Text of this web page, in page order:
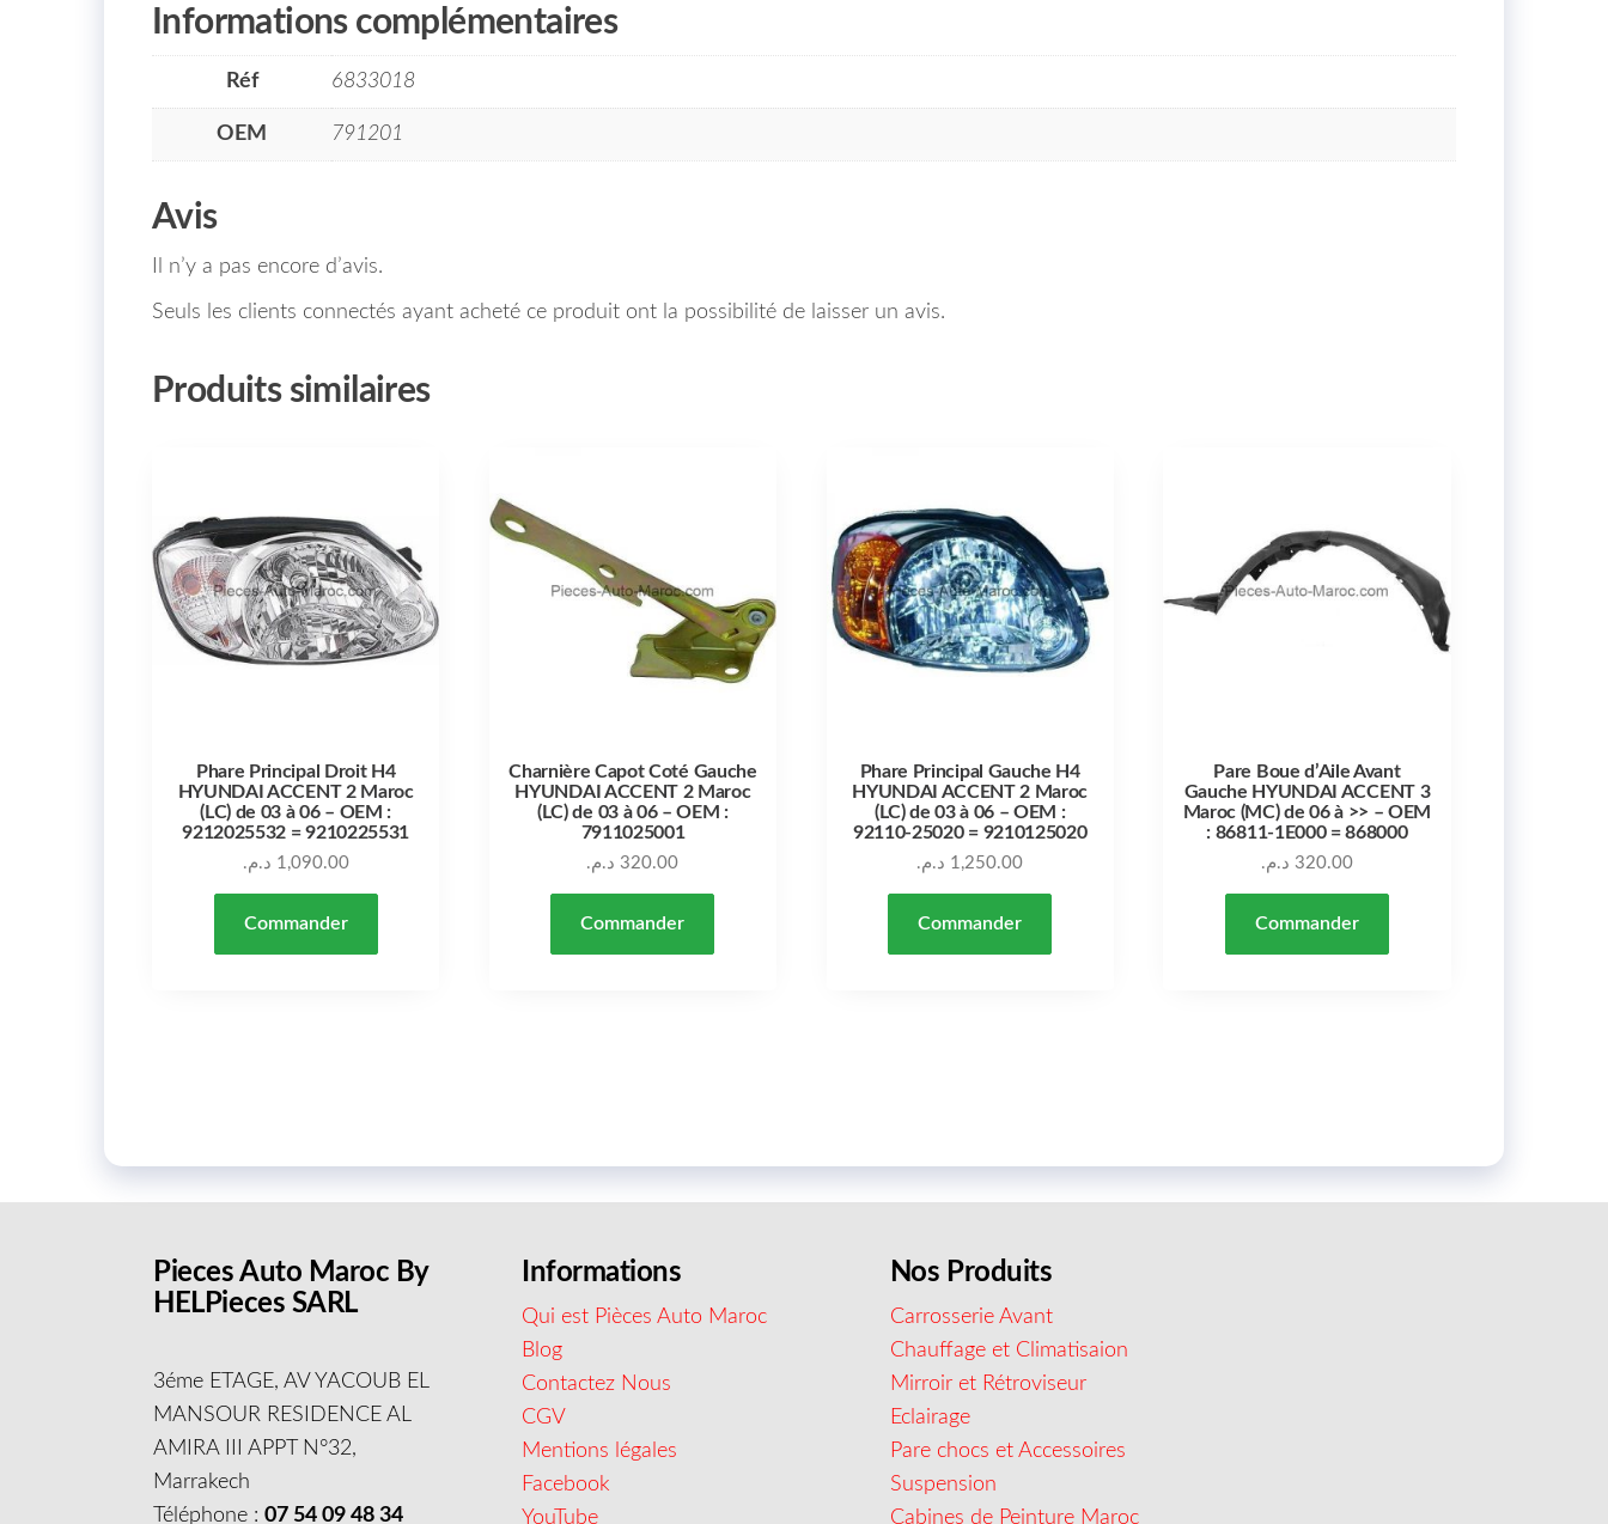
Informations complémentaires
Réf 6833018
OEM 791201
Avis
Il n’y a pas encore d’avis.
Seuls les clients connectés ayant acheté ce produit ont la possibilité de laisser un avis.
Produits similaires
Phare Principal Droit H4
HYUNDAI ACCENT 2 Maroc
(LC) de 03 à 06 – OEM :
9212025532 = 9210225531
1,090.00 د.م.
Commander
Charnière Capot Coté Gauche
HYUNDAI ACCENT 2 Maroc
(LC) de 03 à 06 – OEM :
7911025001
320.00 د.م.
Commander
Phare Principal Gauche H4
HYUNDAI ACCENT 2 Maroc
(LC) de 03 à 06 – OEM :
92110-25020 = 9210125020
1,250.00 د.م.
Commander
Pare Boue d’Aile Avant
Gauche HYUNDAI ACCENT 3
Maroc (MC) de 06 à >> – OEM
: 86811-1E000 = 868000
320.00 د.م.
Commander
Pieces Auto Maroc By
HELPieces SARL
3éme ETAGE, AV YACOUB EL
MANSOUR RESIDENCE AL
AMIRA III APPT N°32,
Marrakech
Téléphone :07 54 09 48 34
Informations
Qui est Pièces Auto Maroc
Blog
Contactez Nous
CGV
Mentions légales
Facebook
YouTube
Nos Produits
Carrosserie Avant
Chauffage et Climatisaion
Mirroir et Rétroviseur
Eclairage
Pare chocs et Accessoires
Suspension
Cabines de Peinture Maroc